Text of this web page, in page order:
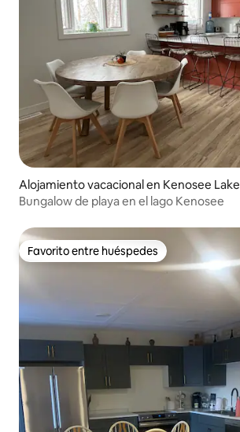
Alojamiento vacacional en Kenosee Lake
Bungalow de playa en el lago Kenosee
Favorito entre huéspedes
Favorito entre huéspedes